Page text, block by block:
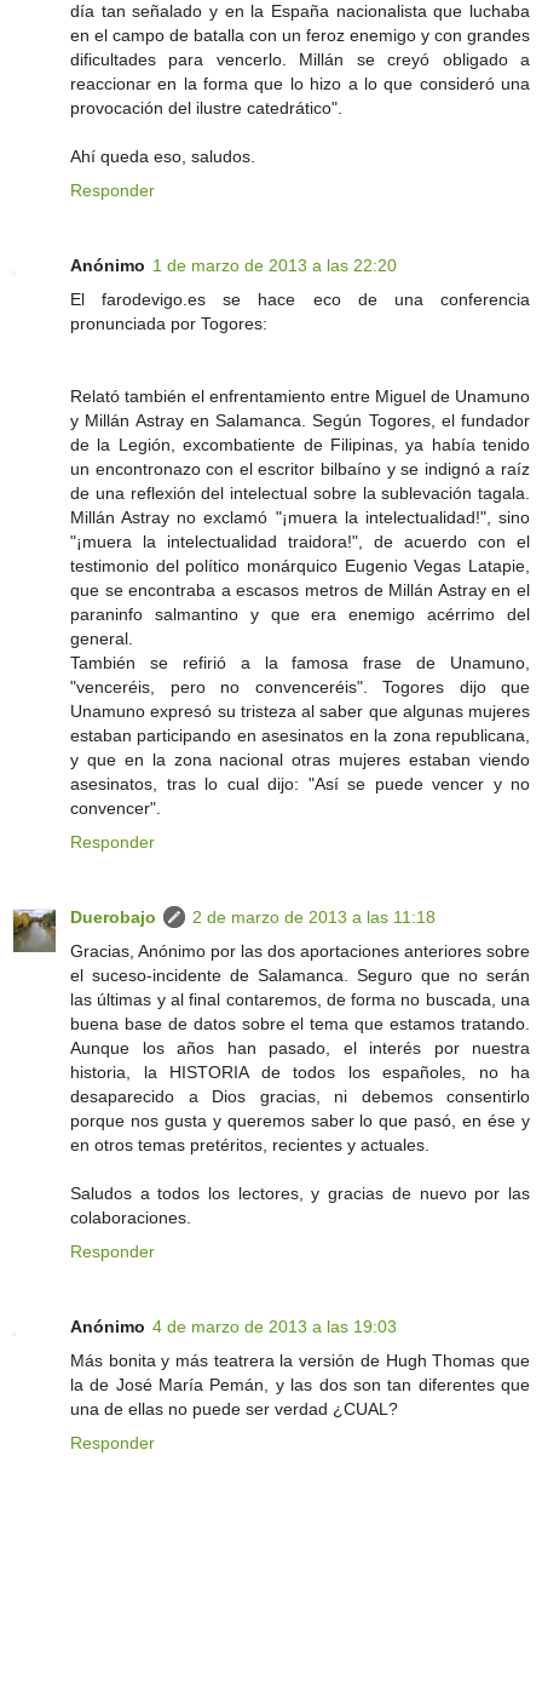
día tan señalado y en la España nacionalista que luchaba
en el campo de batalla con un feroz enemigo y con grandes
dificultades para vencerlo. Millán se creyó obligado a
reaccionar en la forma que lo hizo a lo que consideró una
provocación del ilustre catedrático".
Ahí queda eso, saludos.
Responder
Anónimo 1 de marzo de 2013 a las 22:20
El farodevigo.es se hace eco de una conferencia
pronunciada por Togores:
Relató también el enfrentamiento entre Miguel de Unamuno
y Millán Astray en Salamanca. Según Togores, el fundador
de la Legión, excombatiente de Filipinas, ya había tenido
un encontronazo con el escritor bilbaíno y se indignó a raíz
de una reflexión del intelectual sobre la sublevación tagala.
Millán Astray no exclamó "¡muera la intelectualidad!", sino
"¡muera la intelectualidad traidora!", de acuerdo con el
testimonio del político monárquico Eugenio Vegas Latapie,
que se encontraba a escasos metros de Millán Astray en el
paraninfo salmantino y que era enemigo acérrimo del
general.
También se refirió a la famosa frase de Unamuno,
"venceréis, pero no convenceréis". Togores dijo que
Unamuno expresó su tristeza al saber que algunas mujeres
estaban participando en asesinatos en la zona republicana,
y que en la zona nacional otras mujeres estaban viendo
asesinatos, tras lo cual dijo: "Así se puede vencer y no
convencer".
Responder
Duerobajo
2 de marzo de 2013 a las 11:18
Gracias, Anónimo por las dos aportaciones anteriores sobre
el suceso-incidente de Salamanca. Seguro que no serán
las últimas y al final contaremos, de forma no buscada, una
buena base de datos sobre el tema que estamos tratando.
Aunque los años han pasado, el interés por nuestra
historia, la HISTORIA de todos los españoles, no ha
desaparecido a Dios gracias, ni debemos consentirlo
porque nos gusta y queremos saber lo que pasó, en ése y
en otros temas pretéritos, recientes y actuales.
Saludos a todos los lectores, y gracias de nuevo por las
colaboraciones.
Responder
Anónimo 4 de marzo de 2013 a las 19:03
Más bonita y más teatrera la versión de Hugh Thomas que
la de José María Pemán, y las dos son tan diferentes que
una de ellas no puede ser verdad ¿CUAL?
Responder